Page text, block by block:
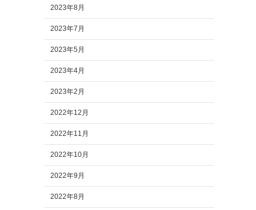
2023年8月
2023年7月
2023年5月
2023年4月
2023年2月
2022年12月
2022年11月
2022年10月
2022年9月
2022年8月